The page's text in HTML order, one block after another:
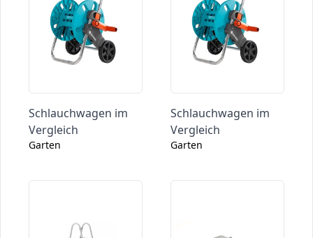
Schlauchwagen im
Vergleich
Garten
Schlauchwagen im
Vergleich
Garten